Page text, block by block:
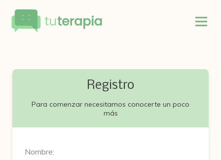
Registro
Para comenzar necesitamos conocerte un poco
más
Nombre: